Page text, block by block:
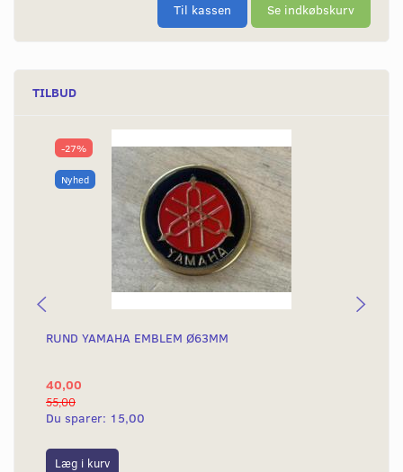
Til kassen Se indkøbskurv
TILBUD
-27%
Nyhed
RUND YAMAHA EMBLEM Ø63MM
40,00
55,00
Du sparer: 15,00
Læg i kurv